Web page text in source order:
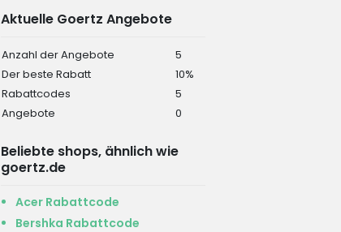
Aktuelle Goertz Angebote
Anzahl der Angebote
5
Der beste Rabatt
10%
Rabattcodes
5
Angebote
0
Beliebte shops, ähnlich wie
goertz.de
Acer Rabattcode
Bershka Rabattcode